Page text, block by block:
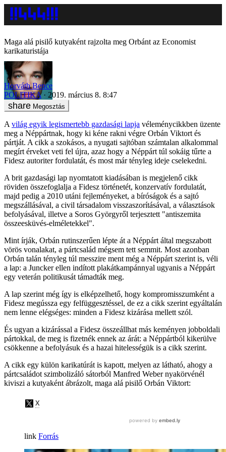
Maga alá pisilő kutyaként rajzolta meg Orbánt az Economist
karikaturistája
Horváth Bence
POLITIKA
2019. március 8. 8:47
Megosztás
A világ egyik legismertebb gazdasági lapja véleménycikkben üzente
meg a Néppártnak, hogy ki kéne rakni végre Orbán Viktort és
pártját. A cikk a szokásos, a nyugati sajtóban számtalan alkalommal
megírt érveket veti fel újra, azaz hogy a Néppárt túl sokáig tűrte a
Fidesz autoriter fordulatát, és most már tényleg ideje cselekedni.
A brit gazdasági lap nyomtatott kiadásában is megjelenő cikk
röviden összefoglalja a Fidesz történetét, konzervatív fordulatát,
majd pedig a 2010 utáni fejleményeket, a bíróságok és a sajtó
megszállásával, a civil társadalom visszaszorításával, a választások
befolyásával, illetve a Soros Györgyről terjesztett "antiszemita
összeesküvés-elméletekkel".
Mint írják, Orbán rutinszerűen lépte át a Néppárt által megszabott
vörös vonalakat, a pártcsalád mégsem tett semmit. Most azonban
Orbán talán tényleg túl messzire ment még a Néppárt szerint is, véli
a lap: a Juncker ellen indított plakátkampánnyal ugyanis a Néppárt
egy veterán politikusát támadták meg.
A lap szerint még így is elképzelhető, hogy kompromisszumként a
Fidesz megússza egy felfüggesztéssel, de ez a cikk szerint egyáltalán
nem lenne elégséges: minden a Fidesz kizárása mellett szól.
És ugyan a kizárással a Fidesz összeállhat más keményen jobboldali
pártokkal, de meg is fizetnék ennek az árát: a Néppártból kikerülve
csökkenne a befolyásuk és a hazai hitelességük is a cikk szerint.
A cikk egy külön karikatúrát is kapott, melyen az látható, ahogy a
pártcsaládot szimbolizáló sátorból Manfred Weber nyakörvénél
kiviszi a kutyaként ábrázolt, maga alá pisilő Orbán Viktort:
Forrás